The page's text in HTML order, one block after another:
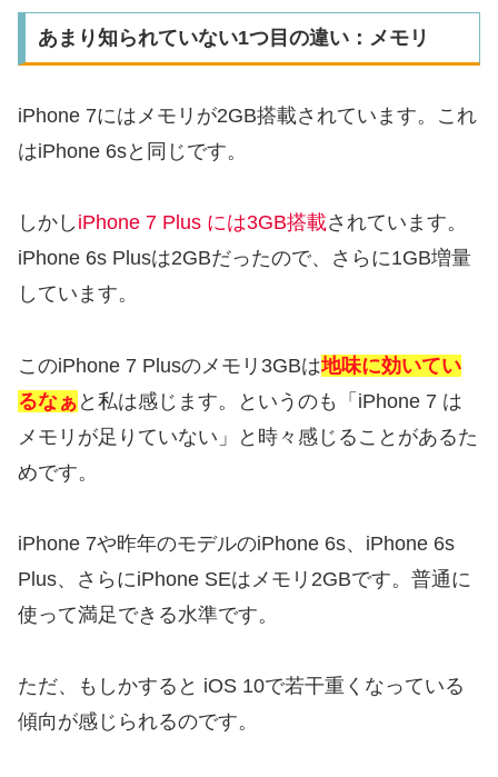
あまり知られていない1つ目の違い：メモリ
iPhone 7にはメモリが2GB搭載されています。これ
はiPhone 6sと同じです。
しかし iPhone 7 Plus には3GB搭載されています。
iPhone 6s Plusは2GBだったので、さらに1GB増量
しています。
このiPhone 7 Plusのメモリ3GBは地味に効いてい
るなぁ と私は感じます。というのも「iPhone 7 は
メモリが足りていない」と時々感じることがあるた
めです。
iPhone 7や昨年のモデルのiPhone 6s、iPhone 6s
Plus、さらにiPhone SEはメモリ2GBです。普通に
使って満足できる水準です。
ただ、もしかすると iOS 10で若干重くなっている
傾向が感じられるのです。